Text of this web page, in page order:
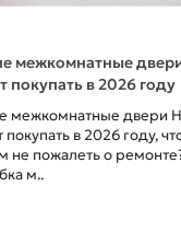
межкомнатные
покупать в 2026 году
межкомнатные двери
покупать в 2026 году,
не пожалеть о
м..